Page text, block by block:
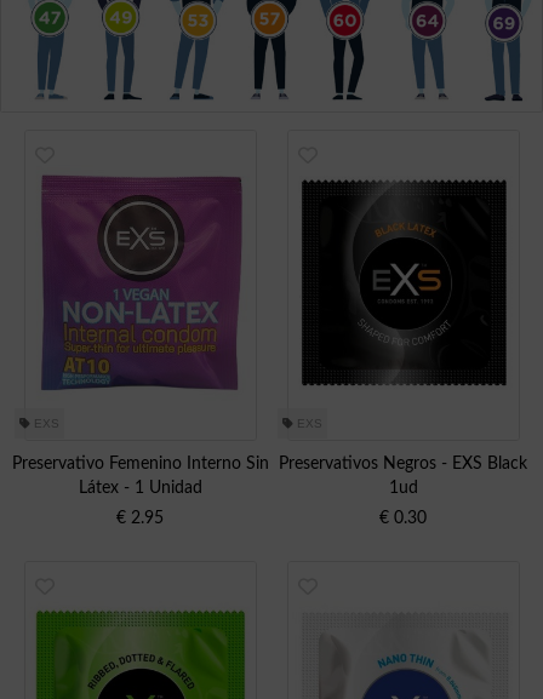
EXS
Preservativo Femenino Interno Sin
Látex - 1 Unidad
€ 2.95
EXS
Preservativos Negros - EXS Black
1ud
€ 0.30